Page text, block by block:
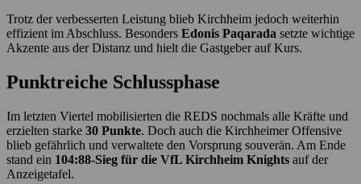
Trotz der verbesserten Leistung blieb Kirchheim jedoch weiterhin
effizient im Abschluss. Besonders Edonis Paqarada setzte wichtige
Akzente aus der Distanz und hielt die Gastgeber auf Kurs.
Punktreiche Schlussphase
Im letzten Viertel mobilisierten die REDS nochmals alle Kräfte und
erzielten starke 30 Punkte. Doch auch die Kirchheimer Offensive
blieb gefährlich und verwaltete den Vorsprung souverän. Am Ende
stand ein 104:88-Sieg für die VfL Kirchheim Knights auf der
Anzeigetafel.